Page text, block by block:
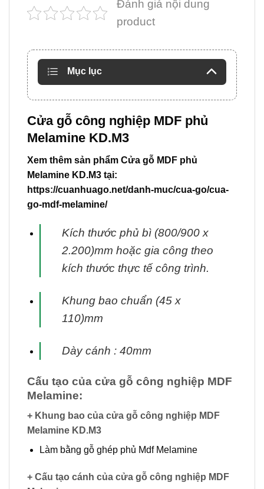
Đánh giá nội dung
product
Mục lục
Cửa gỗ công nghiệp MDF phủ
Melamine KD.M3
Xem thêm sản phẩm Cửa gỗ MDF phủ
Melamine KD.M3 tại:
https://cuanhuago.net/danh-muc/cua-go/cua-
go-mdf-melamine/
Kích thước phủ bì (800/900 x
2.200)mm hoặc gia công theo
kích thước thực tế công trình.
Khung bao chuẩn (45 x
110)mm
Dày cánh : 40mm
Cấu tạo của cửa gỗ công nghiệp MDF
Melamine:
+ Khung bao của cửa gỗ công nghiệp MDF
Melamine KD.M3
Làm bằng gỗ ghép phủ Mdf Melamine
+ Cấu tạo cánh của cửa gỗ công nghiệp MDF